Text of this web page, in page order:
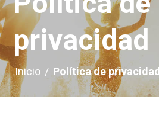
privacidad
Inicio / Política de privacidad